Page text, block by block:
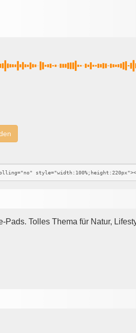
Tolles Thema für Natur,